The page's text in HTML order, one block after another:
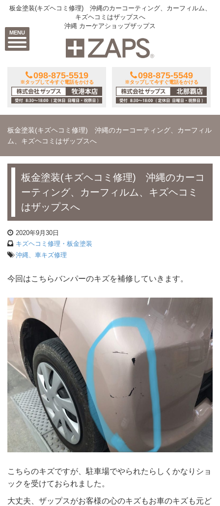
MENU
板金塗装(キズヘコミ修理) 沖縄のカーコーティング、カーフィルム、
キズヘコミはザップスへ
沖縄 カーケアショップザップス
098-875-5519
※タップして今すぐ電話をかける
098-875-5549
※タップして今すぐ電話をかける
板金塗装(キズヘコミ修理) 沖縄のカーコーティング、カーフィル
ム、キズヘコミはザップスへ
板金塗装(キズヘコミ修理) 沖縄のカーコ
ーティング、カーフィルム、キズヘコミ
はザップスへ
2020年9月30日
キズヘコミ修理・板金塗装
沖縄、車キズ修理
今回はこちらバンパーのキズを補修していきます。
こちらのキズですが、駐車場でやられたらしくかなりショ
ックを受けておられました。
大丈夫、ザップスがお客様の心のキズもお車のキズも元ど